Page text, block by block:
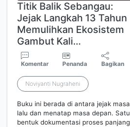
Titik Balik Sebangau:
Jejak Langkah 13 Tahun
Memulihkan Ekosistem
Gambut Kali…
Komentar Penanda Bagikan
Noviyanti Nugraheni
Buku ini berada di antara jejak masa
lalu dan menatap masa depan. Satu
bentuk dokumentasi proses panjang